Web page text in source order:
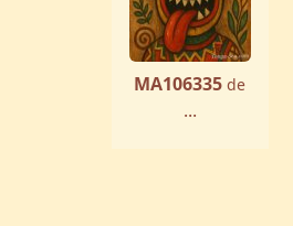
MA106335 de
...